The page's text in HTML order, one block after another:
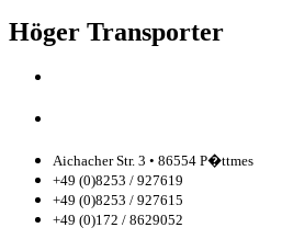
Höger Transporter
Aichacher Str. 3 • 86554 P�ttmes
+49 (0)8253 / 927619
+49 (0)8253 / 927615
+49 (0)172 / 8629052